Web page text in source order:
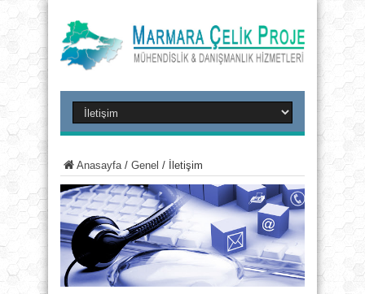
Anasayfa/ Genel / İletişim